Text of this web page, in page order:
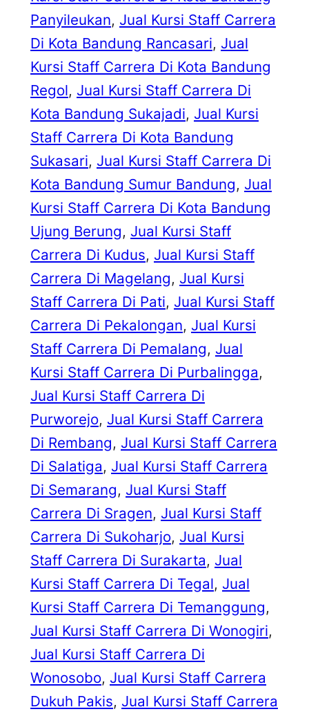
Panyileukan, Jual Kursi Staff Carrera
Di Kota Bandung Rancasari, Jual
Kursi Staff Carrera Di Kota Bandung
Regol, Jual Kursi Staff Carrera Di
Kota Bandung Sukajadi, Jual Kursi
Staff Carrera Di Kota Bandung
Sukasari, Jual Kursi Staff Carrera Di
Kota Bandung Sumur Bandung, Jual
Kursi Staff Carrera Di Kota Bandung
Ujung Berung, Jual Kursi Staff
Carrera Di Kudus, Jual Kursi Staff
Carrera Di Magelang, Jual Kursi
Staff Carrera Di Pati, Jual Kursi Staff
Carrera Di Pekalongan, Jual Kursi
Staff Carrera Di Pemalang, Jual
Kursi Staff Carrera Di Purbalingga
Jual Kursi Staff Carrera Di
Purworejo, Jual Kursi Staff Carrera
Di Rembang, Jual Kursi Staff Carrera
Di Salatiga, Jual Kursi Staff Carrera
Di Semarang, Jual Kursi Staff
Carrera Di Sragen, Jual Kursi Staff
Carrera Di Sukoharjo, Jual Kursi
Staff Carrera Di Surakarta, Jual
Kursi Staff Carrera Di Tegal, Jual
Kursi Staff Carrera Di Temanggung
Jual Kursi Staff Carrera Di Wonogiri
Jual Kursi Staff Carrera Di
Wonosobo, Jual Kursi Staff Carrera
Dukuh Pakis, Jual Kursi Staff Carrera